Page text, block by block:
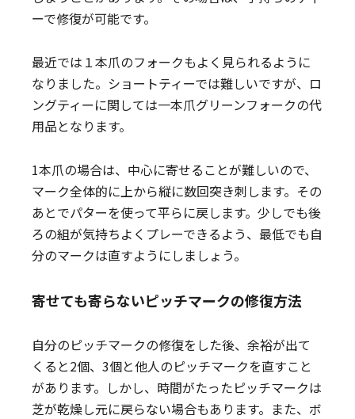
ーで修復が可能です。
最近では１本爪のフォークもよく見られるように
なりました。ショートティーでは難しいですが、ロ
ングティーに関しては一本爪グリーンフォークの代
用品となります。
1本爪の場合は、中心に寄せることが難しいので、
マーク全体的に上から縦に数回突き刺します。その
あとでパターを使って平らに戻します。少しでも後
ろの組が気持ちよくプレーできるよう、最低でも自
分のマークは直すようにしましょう。
寄せても寄らないピッチマークの修復方法
自分のピッチマークの修復をした後、余裕が出て
くると2個、3個と他人のピッチマークを直すこと
があります。しかし、時間がたったピッチマークは
芝が乾燥し元に戻らない場合もあります。また、ボ